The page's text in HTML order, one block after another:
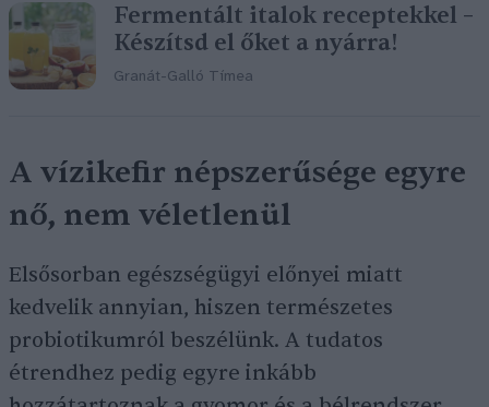
Fermentált italok receptekkel –
Készítsd el őket a nyárra!
Granát-Galló Tímea
A vízikefir népszerűsége egyre
nő, nem véletlenül
Elsősorban egészségügyi előnyei miatt
kedvelik annyian, hiszen természetes
probiotikumról beszélünk. A tudatos
étrendhez pedig egyre inkább